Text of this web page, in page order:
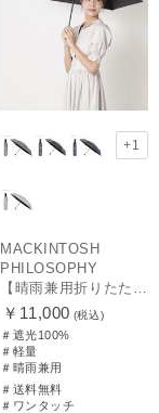
+1
MACKINTOSH
PHILOSOPHY
【晴雨兼用折りたたみ日傘】マッキントッシュ フィロソフィー (MACKINTOSH PHILOSOPHY) バーブレラ サンプロテクト（SUNPROTECT）自動開閉 遮光100
￥11,000 (税込)
＃遮光100%
＃軽量
＃晴雨兼用
＃送料無料
＃ワンタッチ